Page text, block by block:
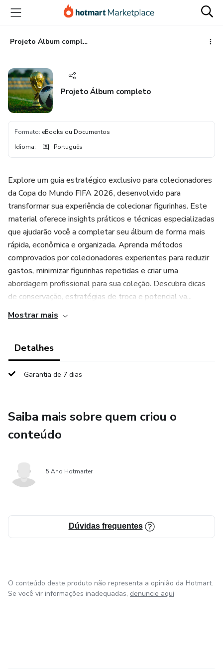
para
conteúdo
principal
para
pagamento
para
rodapé
Projeto Álbum completo
Projeto Álbum completo
Formato: eBooks ou Documentos
Idioma: Português
Explore um guia estratégico exclusivo para colecionadores
da Copa do Mundo FIFA 2026, desenvolvido para
transformar sua experiência de colecionar figurinhas. Este
material oferece insights práticos e técnicas especializadas
que ajudarão você a completar seu álbum de forma mais
rápida, econômica e organizada. Aprenda métodos
comprovados por colecionadores experientes para reduzir
gastos, minimizar figurinhas repetidas e criar uma
abordagem profissional para sua coleção. Descubra dicas
de conservação, estratégias de troca e potencial va...
Mostrar mais
Detalhes
Garantia de 7 dias
Saiba mais sobre quem criou o
conteúdo
5 Ano Hotmarter
Dúvidas frequentes
O conteúdo deste produto não representa a opinião da Hotmart.
Se você vir informações inadequadas, denuncie aqui